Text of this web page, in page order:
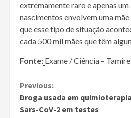
extremamente raro e apenas um
nascimentos envolvem uma
que esse tipo de situação
cada 500 mil mães que têm
Fonte: Exame / Ciência –
Continue
Reading
Previous:
Droga usada em
Sars-CoV-2 em testes